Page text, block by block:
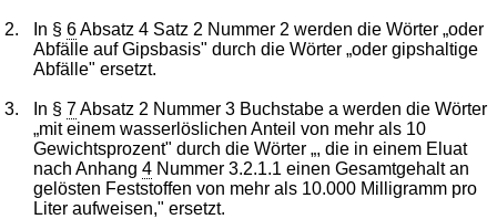
2. In §6Absatz 4 Satz 2 Nummer 2 werden die Wörter „oder
Abfälle auf Gipsbasis" durch die Wörter „oder gipshaltige
Abfälle" ersetzt.
3. In §7Absatz 2 Nummer 3 Buchstabe a werden die Wörter
„mit einem wasserlöslichen Anteil von mehr als 10
Gewichtsprozent" durch die Wörter „, die in einem Eluat
nach Anhang4 Nummer 3.2.1.1 einen Gesamtgehalt an
gelösten Feststoffen von mehr als 10.000 Milligramm pro
Liter aufweisen," ersetzt.